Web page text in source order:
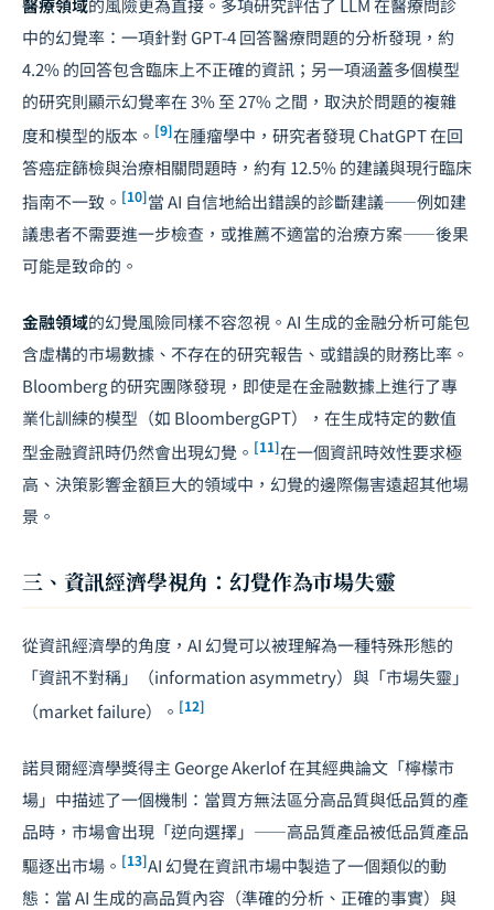
醫療領域的風險更為直接。多項研究評估了 LLM 在醫療問診
中的幻覺率：一項針對 GPT-4 回答醫療問題的分析發現，約
4.2% 的回答包含臨床上不正確的資訊；另一項涵蓋多個模型
的研究則顯示幻覺率在 3% 至 27% 之間，取決於問題的複雜
度和模型的版本。 [9]在腫瘤學中，研究者發現 ChatGPT 在回
答癌症篩檢與治療相關問題時，約有 12.5% 的建議與現行臨床
指南不一致。 [10]當 AI 自信地給出錯誤的診斷建議——例如建
議患者不需要進一步檢查，或推薦不適當的治療方案——後果
可能是致命的。
金融領域的幻覺風險同樣不容忽視。AI 生成的金融分析可能包
含虛構的市場數據、不存在的研究報告、或錯誤的財務比率。
Bloomberg 的研究團隊發現，即使是在金融數據上進行了專
業化訓練的模型（如 BloombergGPT），在生成特定的數值
型金融資訊時仍然會出現幻覺。 [11]在一個資訊時效性要求極
高、決策影響金額巨大的領域中，幻覺的邊際傷害遠超其他場
景。
三、資訊經濟學視角：幻覺作為市場失靈
從資訊經濟學的角度，AI 幻覺可以被理解為一種特殊形態的
「資訊不對稱」（information asymmetry）與「市場失靈」
（market failure）。 [12]
諾貝爾經濟學獎得主 George Akerlof 在其經典論文「檸檬市
場」中描述了一個機制：當買方無法區分高品質與低品質的產
品時，市場會出現「逆向選擇」——高品質產品被低品質產品
驅逐出市場。 [13]AI 幻覺在資訊市場中製造了一個類似的動
態：當 AI 生成的高品質內容（準確的分析、正確的事實）與